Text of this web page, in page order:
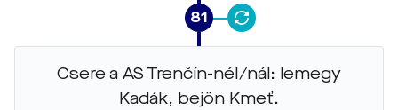
81
Csere a AS Trenčín-nél/nál: lemegy
Kadák, bejön Kmeť.